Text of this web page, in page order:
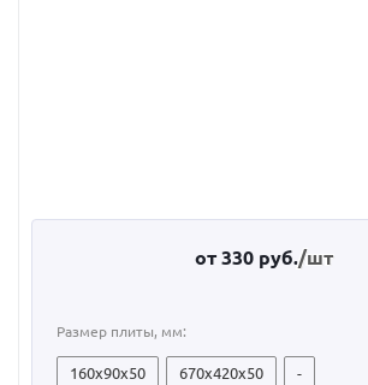
от330 руб./шт
Размер плиты, мм:
160x90x50 670x420x50 -